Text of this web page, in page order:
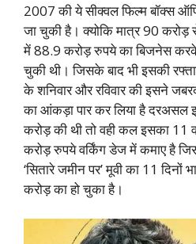
2007 की ये सीक्वल फिल्म बॉक्स
जा चुकी है। क्योकि मात्र 90
में 88.9 करोड़ रुपये का बिजनेस
चुकी थी। जिसके बाद भी इसकी
के शनिवार और रविवार की इसने
का आंकड़ा पार कर लिया है दरअसल
करोड़ की थी तो वही कल इसका 11
करोड़ रुपये वर्किंग डेज में कमाए है
‘सितारे जमीन पर’ मूवी का 11
करोड़ का हो चुका है।